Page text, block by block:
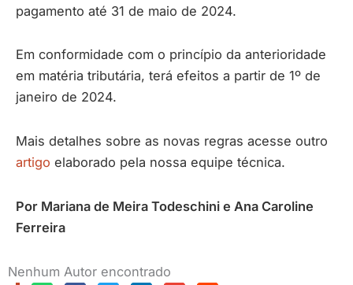
pagamento até 31 de maio de 2024.
Em conformidade com o princípio da anterioridade
em matéria tributária, terá efeitos a partir de 1º de
janeiro de 2024.
Mais detalhes sobre as novas regras acesse outro
artigo elaborado pela nossa equipe técnica.
Por Mariana de Meira Todeschini e Ana Caroline
Ferreira
Nenhum Autor encontrado